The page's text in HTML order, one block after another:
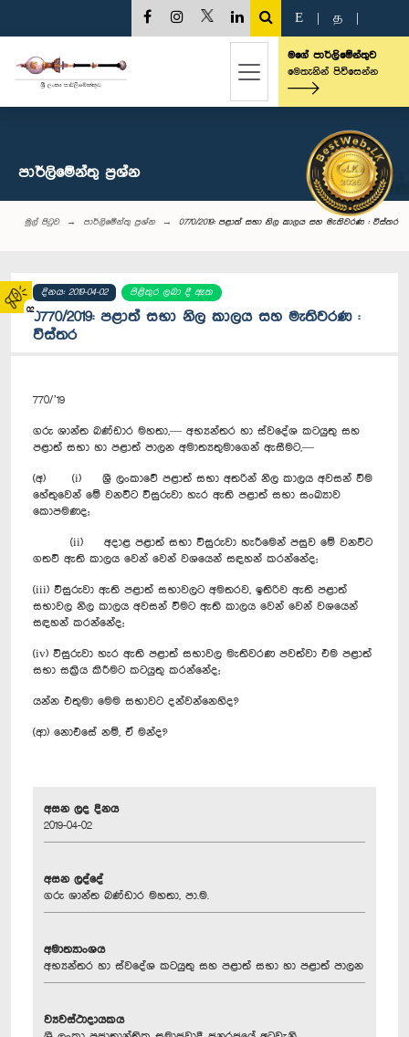
02
E த
මගේ පාර්ලිමේන්තුව
මෙතැනින් පිවිසෙන්න
පාර්ලි‌මේන්තු‌ ප්‍රශ්න
මුල් පිටුව පාර්ලි‌මේන්තු‌ ප්‍රශ්න 0770/2019: පළාත් සභා නිල කාලය සහ මැතිවරණ : විස්තර
දිනය: 2019-04-02 පිළිතුර ලබා දී ඇත
0770/2019: පළාත් සභා නිල කාලය සහ මැතිවරණ :
විස්තර
770/’19
ගරු ශාන්ත බණ්ඩාර මහතා,— අභ්‍යන්තර හා ස්වදේශ කටයුතු සහ
පළාත් සභා හා පළාත් පාලන අමාත්‍යතුමාගෙන් ඇසීමට,—
(අ) (i) ශ්‍රී ලංකාවේ පළාත් සභා අතරින් නිල කාලය අවසන් වීම
හේතුවෙන් මේ වනවිට විසුරුවා හැර ඇති පළාත් සභා සංඛ්‍යාව
කොපමණද;
(ii) අදාළ පළාත් සභා විසුරුවා හැරීමෙන් පසුව මේ වනවිට
ගතවී ඇති කාලය වෙන් වෙන් වශයෙන් සඳහන් කරන්නේද;
(iii) විසුරුවා ඇති පළාත් සභාවලට අමතරව, ඉතිරිව ඇති පළාත්
සභාවල නිල කාලය අවසන් වීමට ඇති කාලය වෙන් වෙන් වශයෙන්
සඳහන් කරන්නේද;
(iv) විසුරුවා හැර ඇති පළාත් සභාවල මැතිවරණ පවත්වා එම පළාත්
සභා සක්‍රිය කිරීමට කටයුතු කරන්නේද;
යන්න එතුමා මෙම සභාවට දන්වන්නෙහිද?
(ආ) නොඑසේ නම්, ඒ මන්ද?
අසන ලද දිනය
2019-04-02
අසන ලද්දේ
ගරු ශාන්ත බණ්ඩාර මහතා, පා.ම.
අමාත්‍යාංශය
අභ්‍යන්තර හා ස්වදේශ කටයුතු සහ පළාත් සභා හා පළාත් පාලන
ව්‍යවස්ථාදායකය